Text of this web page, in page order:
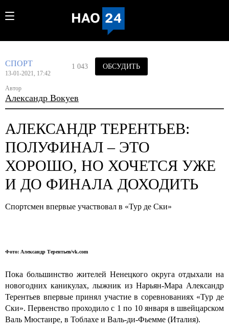
СПОРТ
13-01-2021, 17:42
Автор
Александр Вокуев
1 043 ОБСУДИТЬ
АЛЕКСАНДР ТЕРЕНТЬЕВ:
ПОЛУФИНАЛ – ЭТО
ХОРОШО, НО ХОЧЕТСЯ УЖЕ
И ДО ФИНАЛА ДОХОДИТЬ
Спортсмен впервые участвовал в «Тур де Ски»
Фото: Александр Терентьев/vk.com
Пока большинство жителей Ненецкого округа отдыхали на
новогодних каникулах, лыжник из Нарьян-Мара Александр
Терентьев впервые принял участие в соревнованиях «Тур де
Ски». Первенство проходило с 1 по 10 января в швейцарском
Валь Мюстаире, в Тоблахе и Валь-ди-Фьемме (Италия).